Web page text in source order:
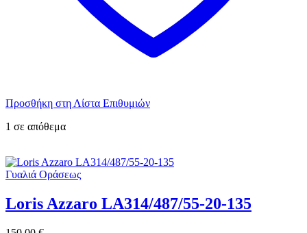
Προσθήκη στη Λίστα Επιθυμιών
1 σε απόθεμα
Γυαλιά Οράσεως
Loris Azzaro LA314/487/55-20-135